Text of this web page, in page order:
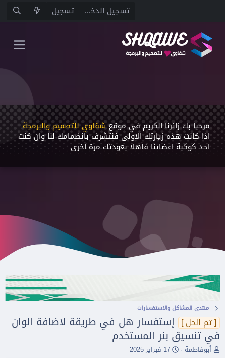
تسجيل الدخول تسجيل
مرحبا بك زائرنا الكريم في موقعشقاوي للتصميم والبرمجة
اذا كانت هذه زيارتك اﻻولى فنتشرف بانضمامك لنا وان كنت
احد كوكبة اعضائنا فأهلا بعودتك مرة أخرى
منتدى المشاكل واﻻستفسارات
[ تم الحل ] إستفسار هل في طريقة لاضافة الوان
في تنسيق بنر المستخدم
بأبوفاطمة ت17 فبراير 2025